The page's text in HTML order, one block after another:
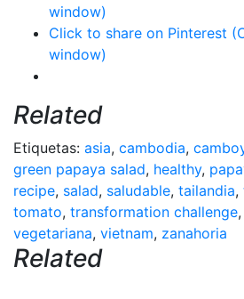
window)
Click to share on Pinterest
window)
Related
Etiquetas: asia, cambodia,
green papaya salad, healthy,
recipe, salad, saludable, tailandia,
tomato, transformation challenge,
vegetariana, vietnam, zanahoria
Related